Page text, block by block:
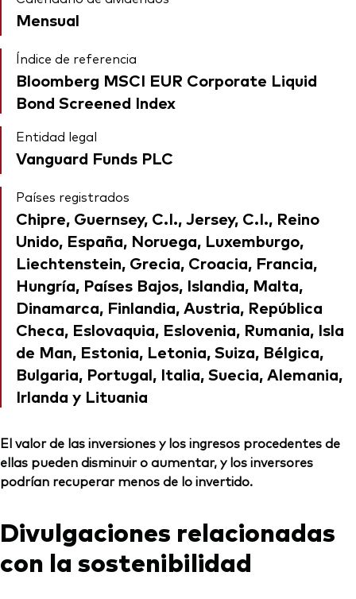
Mensual
Índice de referencia
Bloomberg MSCI EUR Corporate Liquid
Bond Screened Index
Entidad legal
Vanguard Funds PLC
Países registrados
Chipre, Guernsey, C.I., Jersey, C.I., Reino
Unido, España, Noruega, Luxemburgo,
Liechtenstein, Grecia, Croacia, Francia,
Hungría, Países Bajos, Islandia, Malta,
Dinamarca, Finlandia, Austria, República
Checa, Eslovaquia, Eslovenia, Rumania, Isla
de Man, Estonia, Letonia, Suiza, Bélgica,
Bulgaria, Portugal, Italia, Suecia, Alemania,
Irlanda y Lituania
El valor de las inversiones y los ingresos procedentes de
ellas pueden disminuir o aumentar, y los inversores
podrían recuperar menos de lo invertido.
Divulgaciones relacionadas
con la sostenibilidad